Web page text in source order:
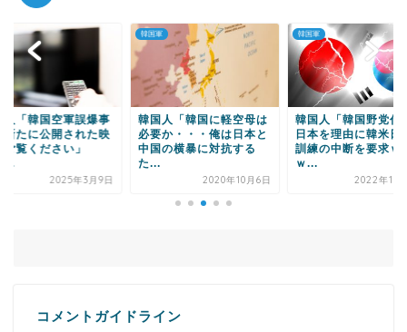
Powered by livedoor 相互RSS
人「韓国空軍誤爆事
新たに公開された映
ご覧ください」
...
2025年3月9日
韓国軍
韓国人「韓国に軽空母は
必要か・・・俺は日本と
中国の横暴に対抗する
た...
2020年10月6日
韓国軍
韓国人「韓国野党代
日本を理由に韓米日
訓練の中断を要求ｗ
ｗ...
2022年10
コメントガイドライン